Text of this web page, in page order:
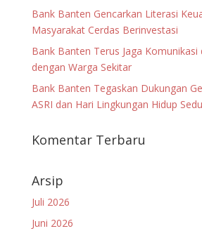
Bank Banten Gencarkan Literasi
Masyarakat Cerdas Berinvestasi
Bank Banten Terus Jaga Komunikasi
dengan Warga Sekitar
Bank Banten Tegaskan Dukungan
ASRI dan Hari Lingkungan Hidup
Komentar Terbaru
Arsip
Juli 2026
Juni 2026